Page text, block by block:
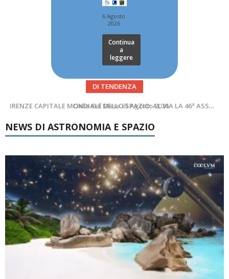
6 Agosto
2026
Continua
a
leggere
DI TENDENZA
Cielo del Mese di Agosto 2026
SUPERNOVAE aggiornamenti del mese – Agosto 2026
NEWS DI ASTRONOMIA E SPAZIO